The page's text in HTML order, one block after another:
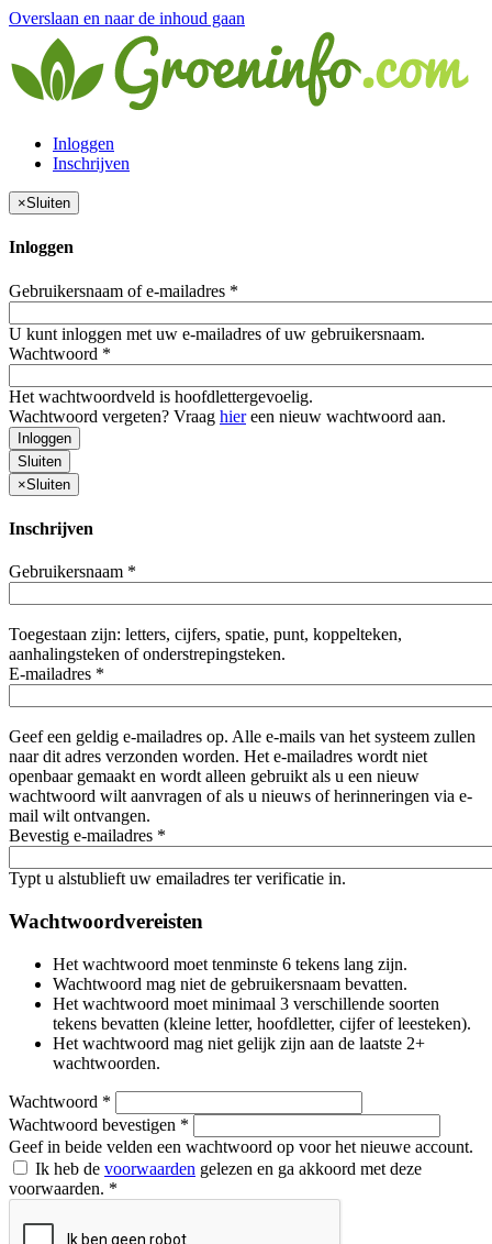
Overslaan en naar de inhoud gaan
Inloggen
Inschrijven
×Sluiten
Inloggen
Gebruikersnaam of e-mailadres *
U kunt inloggen met uw e-mailadres of uw gebruikersnaam.
Wachtwoord *
Het wachtwoordveld is hoofdlettergevoelig.
Wachtwoord vergeten? Vraag hiereen nieuw wachtwoord aan.
Inloggen
Sluiten
×Sluiten
Inschrijven
Gebruikersnaam *
Toegestaan zijn: letters, cijfers, spatie, punt, koppelteken,
aanhalingsteken of onderstrepingsteken.
E-mailadres *
Geef een geldig e-mailadres op. Alle e-mails van het systeem zullen
naar dit adres verzonden worden. Het e-mailadres wordt niet
openbaar gemaakt en wordt alleen gebruikt als u een nieuw
wachtwoord wilt aanvragen of als u nieuws of herinneringen via e-
mail wilt ontvangen.
Bevestig e-mailadres *
Typt u alstublieft uw emailadres ter verificatie in.
Wachtwoordvereisten
Het wachtwoord moet tenminste 6 tekens lang zijn.
Wachtwoord mag niet de gebruikersnaam bevatten.
Het wachtwoord moet minimaal 3 verschillende soorten
tekens bevatten (kleine letter, hoofdletter, cijfer of leesteken).
Het wachtwoord mag niet gelijk zijn aan de laatste 2+
wachtwoorden.
Wachtwoord *
Wachtwoord bevestigen *
Geef in beide velden een wachtwoord op voor het nieuwe account.
Ik heb de voorwaarden gelezen en ga akkoord met deze
voorwaarden. *